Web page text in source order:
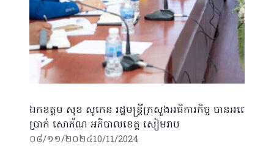
ឯកឧត្តម សុខ សូកេន រដ្ឋមន្រ្តីក្រសួងអធិការកិច្ច បានអញ្ជើញចូ
ប្រាក់ សោភ័ណ អភិបាលខេត្ត សៀមរាប
០៨/១១/២០២៤10/11/2024